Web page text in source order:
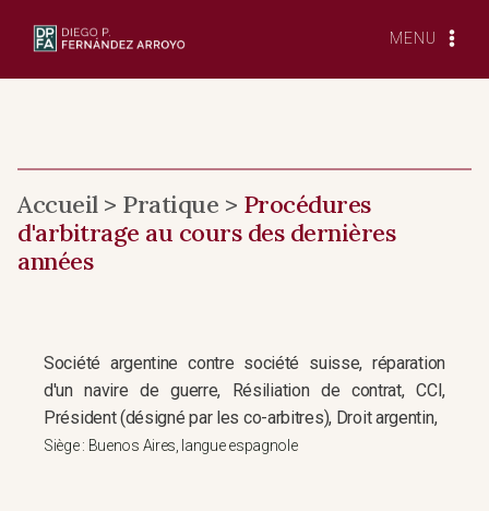
MENU
Accueil > Pratique > Procédures
d'arbitrage au cours des dernières
années
Société argentine contre société suisse, réparation
d'un navire de guerre, Résiliation de contrat, CCI,
Président (désigné par les co-arbitres), Droit argentin,
Siège : Buenos Aires, langue espagnole